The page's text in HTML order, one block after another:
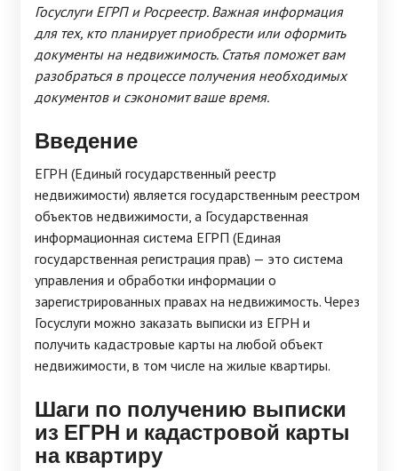
Госуслуги ЕГРП и Росреестр. Важная информация
для тех, кто планирует приобрести или оформить
документы на недвижимость. Статья поможет вам
разобраться в процессе получения необходимых
документов и сэкономит ваше время.
Введение
ЕГРН (Единый государственный реестр
недвижимости) является государственным реестром
объектов недвижимости, а Государственная
информационная система ЕГРП (Единая
государственная регистрация прав) — это система
управления и обработки информации о
зарегистрированных правах на недвижимость. Через
Госуслуги можно заказать выписки из ЕГРН и
получить кадастровые карты на любой объект
недвижимости, в том числе на жилые квартиры.
Шаги по получению выписки
из ЕГРН и кадастровой карты
на квартиру